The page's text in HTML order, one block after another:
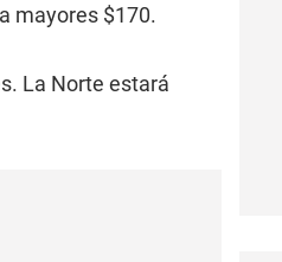
mayores $170.
La Norte estará